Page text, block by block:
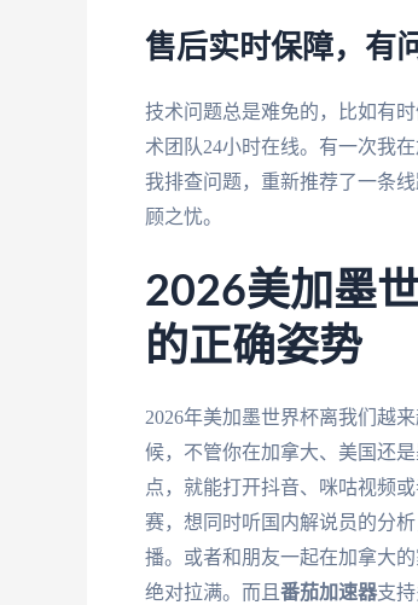
售后实时保障，有
技术问题总是难免的，比如有
术团队24小时在线。有一次我
我排查问题，重新推荐了一条
顾之忧。
2026美加墨
的正确姿势
2026年美加墨世界杯离我们越
候，不管你在加拿大、美国还
点，就能打开抖音、咪咕视频
赛，想同时听国内解说员的分
播。或者和朋友一起在加拿大
绝对拉满。而且 番茄加速器支